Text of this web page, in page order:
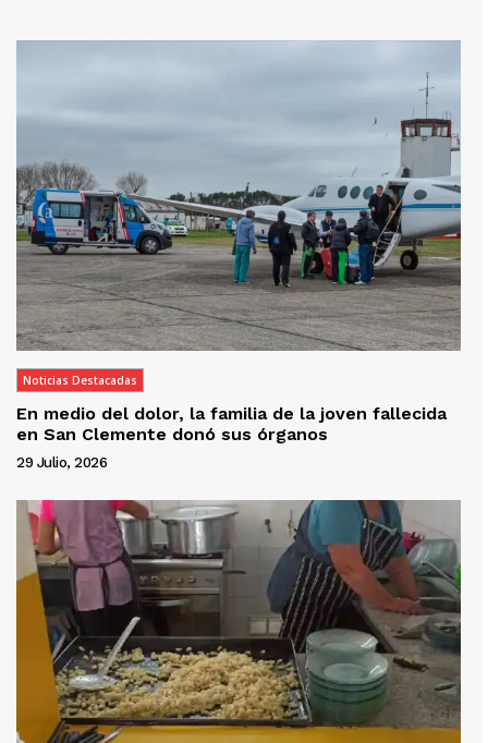
Noticias Destacadas
En medio del dolor, la familia de la joven fallecida
en San Clemente donó sus órganos
29 Julio, 2026